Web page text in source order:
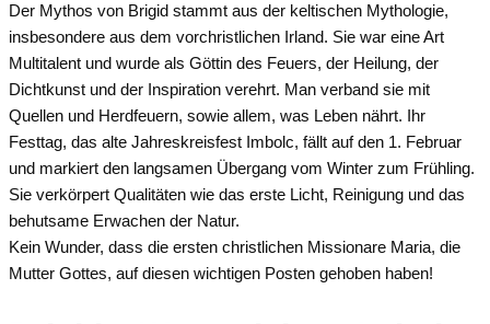
Der Mythos von Brigid stammt aus der keltischen Mythologie,
insbesondere aus dem vorchristlichen Irland. Sie war eine Art
Multitalent und wurde als Göttin des Feuers, der Heilung, der
Dichtkunst und der Inspiration verehrt. Man verband sie mit
Quellen und Herdfeuern, sowie allem, was Leben nährt. Ihr
Festtag, das alte Jahreskreisfest Imbolc, fällt auf den 1. Februar
und markiert den langsamen Übergang vom Winter zum Frühling.
Sie verkörpert Qualitäten wie das erste Licht, Reinigung und das
behutsame Erwachen der Natur.
Kein Wunder, dass die ersten christlichen Missionare Maria, die
Mutter Gottes, auf diesen wichtigen Posten gehoben haben!